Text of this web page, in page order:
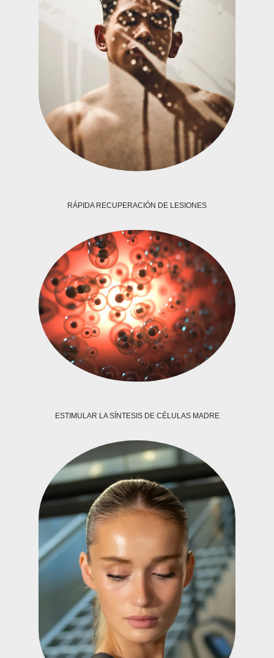
RÁPIDA RECUPERACIÓN DE LESIONES
ESTIMULAR LA SÍNTESIS DE CÉLULAS MADRE